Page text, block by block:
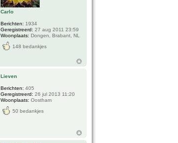
Carlo
Berichten: 1934
Geregistreerd: 27 aug 2011 23:59
Woonplaats: Dongen, Brabant, NL
148 bedankjes
Lieven
Berichten: 405
Geregistreerd: 26 jul 2013 11:20
Woonplaats: Oostham
50 bedankjes